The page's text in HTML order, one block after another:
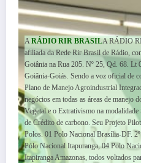
ARÁDIO RIR BRASILA RÁDIO
afiliada da Rede Rir Brasil de Rádio,
Goiânia na Rua 205. Nº 25, Qd. 68. Lt
Goiânia-Goiás. Sendo a voz oficial de
Plano de Manejo Agroindustrial
negócios em todas as áreas de manejo
Vegetal e o Extrativismo na modalidade
de Crédito de carbono. Seu Projeto
Polos. 01 Polo Nacional Brasília-DF.
Pólo Nacional Itapuranga, 04 Polo
Itapiranga Amazonas, todos voltados